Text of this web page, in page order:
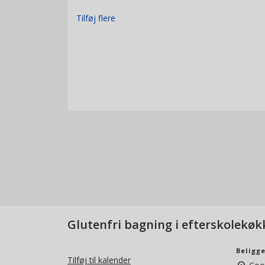
Tilføj flere
Glutenfri bagning i
Tilføj til kalender